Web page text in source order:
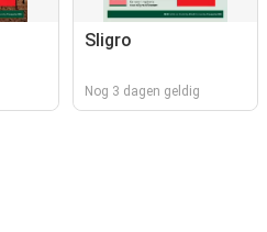
Sligro
Nog 3 dagen geldig